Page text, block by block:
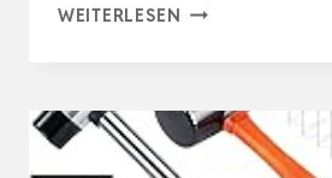
WEITERLESEN KITBEST
FAHRRAD
WERKZEUGSET